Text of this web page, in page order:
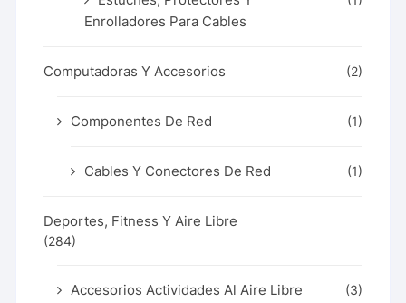
Enrolladores Para Cables
Computadoras Y Accesorios (2)
Componentes De Red (1)
Cables Y Conectores De Red (1)
Deportes, Fitness Y Aire Libre
(284)
Accesorios Actividades Al Aire Libre (3)